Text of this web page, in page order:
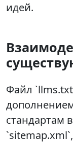
идей.
Файл
стандартам